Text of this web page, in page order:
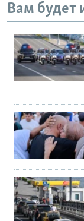
Вам будет